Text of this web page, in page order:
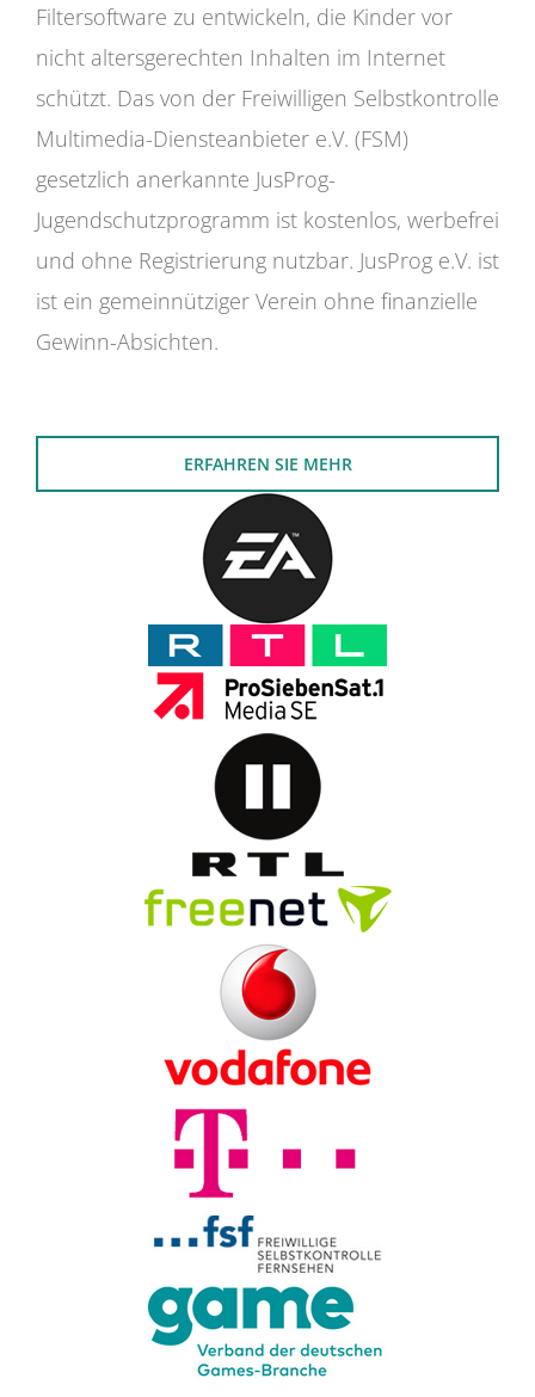
Filtersoftware zu entwickeln, die Kinder vor
nicht altersgerechten Inhalten im Internet
schützt. Das von der Freiwilligen Selbstkontrolle
Multimedia-Diensteanbieter e.V. (FSM)
gesetzlich anerkannte JusProg-
Jugendschutzprogramm ist kostenlos, werbefrei
und ohne Registrierung nutzbar. JusProg e.V. ist
ist ein gemeinnütziger Verein ohne finanzielle
Gewinn-Absichten.
ERFAHREN SIE MEHR